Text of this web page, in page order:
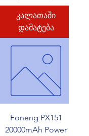
კალათაში
დამატება
Foneng PX151
20000mAh Power